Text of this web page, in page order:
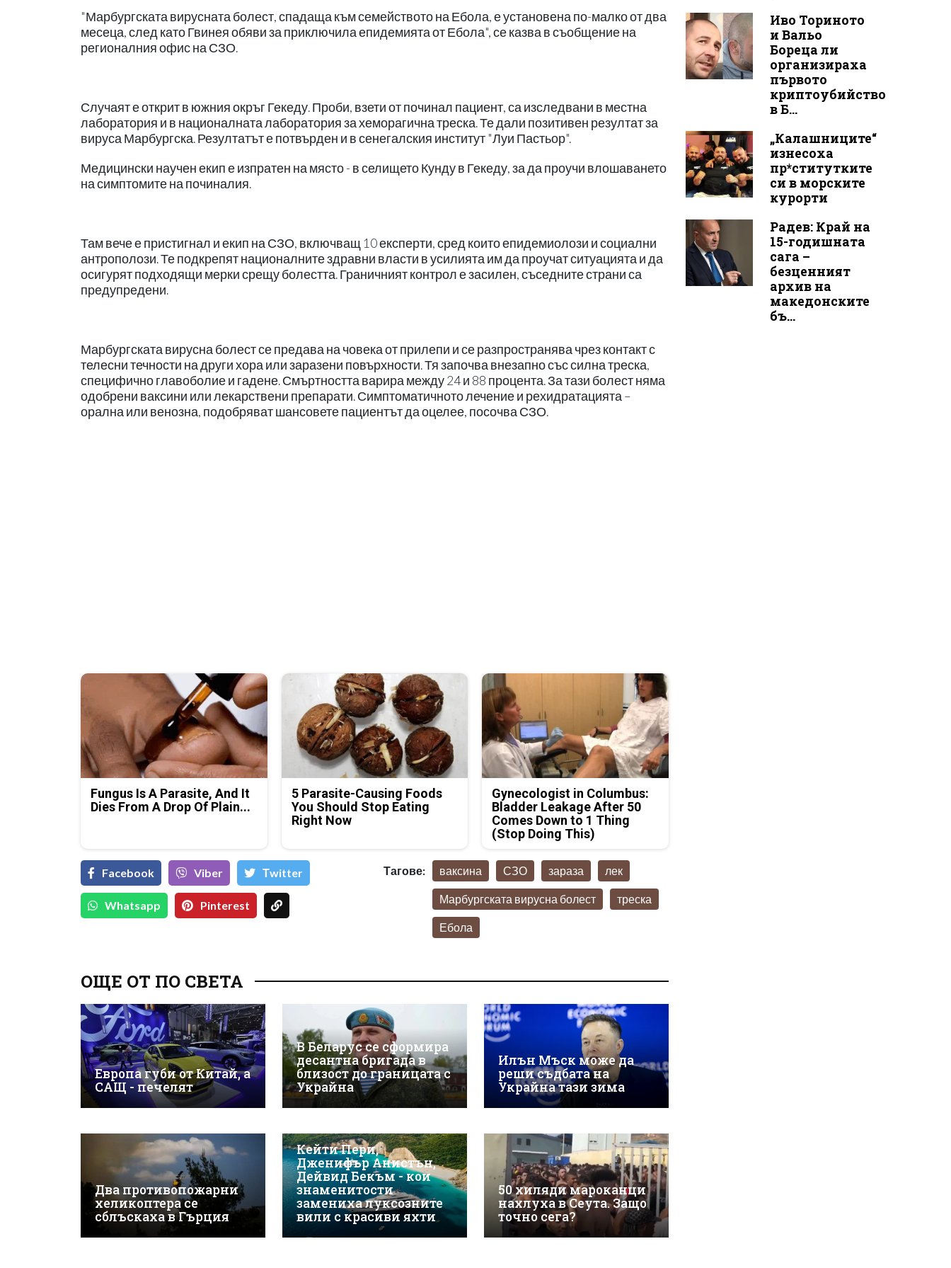
"Марбургската вирусната болест, спадаща към семейството на Ебола, е установена по-малко от два
месеца, след като Гвинея обяви за приключила епидемията от Ебола", се казва в съобщение на
регионалния офис на СЗО.
Случаят е открит в южния окръг Гекеду. Проби, взети от починал пациент, са изследвани в местна
лаборатория и в националната лаборатория за хеморагична треска. Те дали позитивен резултат за
вируса Марбургска. Резултатът е потвърден и в сенегалския институт "Луи Пастьор".
Медицински научен екип е изпратен на място - в селището Кунду в Гекеду, за да проучи влошаването
на симптомите на починалия.
Там вече е пристигнал и екип на СЗО, включващ 10 експерти, сред които епидемиолози и социални
антрополози. Те подкрепят националните здравни власти в усилията им да проучат ситуацията и да
осигурят подходящи мерки срещу болестта. Граничният контрол е засилен, съседните страни са
предупредени.
Марбургската вирусна болест се предава на човека от прилепи и се разпространява чрез контакт с
телесни течности на други хора или заразени повърхности. Тя започва внезапно със силна треска,
специфично главоболие и гадене. Смъртността варира между 24 и 88 процента. За тази болест няма
одобрени ваксини или лекарствени препарати. Симптоматичното лечение и рехидратацията –
орална или венозна, подобряват шансовете пациентът да оцелее, посочва СЗО.
Fungus Is A Parasite, And It
Dies From A Drop Of Plain...
5 Parasite-Causing Foods
You Should Stop Eating
Right Now
Gynecologist in Columbus:
Bladder Leakage After 50
Comes Down to 1 Thing
(Stop Doing This)
Facebook Viber Тwitter
Whatsapp Pinterest
Тагове: ваксина СЗО зараза лек
Марбургската вирусна болест треска
Ебола
ОЩЕ ОТ ПО СВЕТА
Европа губи от Китай, а
САЩ - печелят
В Беларус се сформира
десантна бригада в
близост до границата с
Украйна
Илън Мъск може да
реши съдбата на
Украйна тази зима
Два противопожарни
хеликоптера се
сблъскаха в Гърция
Кейти Пери,
Дженифър Анистън,
Дейвид Бекъм - кои
знаменитости
замениха луксозните
вили с красиви яхти
50 хиляди мароканци
нахлуха в Сеута. Защо
точно сега?
Иво Ториното
и Вальо
Бореца ли
организираха
първото
криптоубийство
в Б...
„Калашниците“
изнесоха
пр*ститутките
си в морските
курорти
Радев: Край на
15-годишната
сага –
безценният
архив на
македонските
бъ...